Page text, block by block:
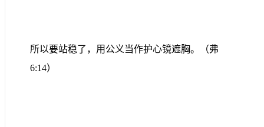
所以要站稳了，用公义当作护心镜遮胸。（弗
6:14）